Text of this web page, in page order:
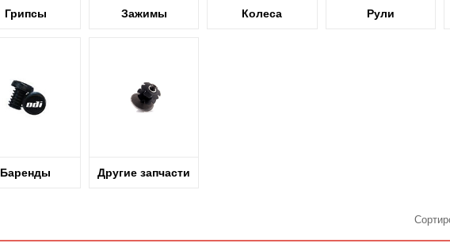
Грипсы Зажимы Колеса Рули
Баренды Другие запчасти